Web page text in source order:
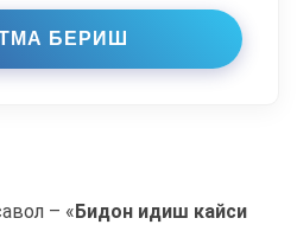
– « Бидон идиш кайси